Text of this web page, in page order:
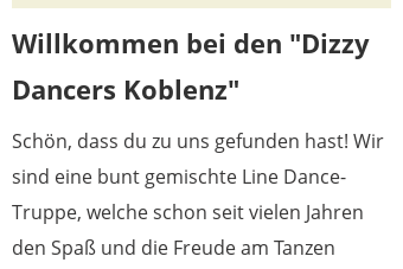
Willkommen bei den "Dizzy
Dancers Koblenz"
Schön, dass du zu uns gefunden hast! Wir
sind eine bunt gemischte Line Dance-
Truppe, welche schon seit vielen Jahren
den Spaß und die Freude am Tanzen